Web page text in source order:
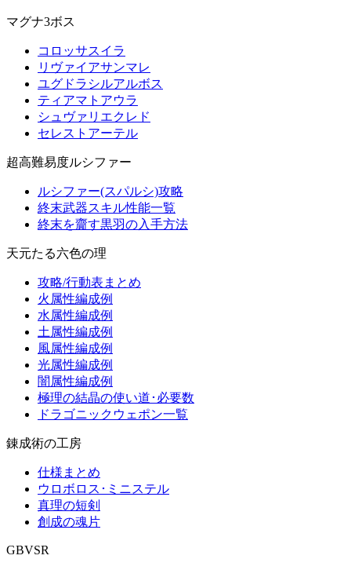
マグナ3ボス
コロッサスイラ
リヴァイアサンマレ
ユグドラシルアルボス
ティアマトアウラ
シュヴァリエクレド
セレストアーテル
超高難易度ルシファー
ルシファー(スパルシ)攻略
終末武器スキル性能一覧
終末を齎す黒羽の入手方法
天元たる六色の理
攻略/行動表まとめ
火属性編成例
水属性編成例
土属性編成例
風属性編成例
光属性編成例
闇属性編成例
極理の結晶の使い道･必要数
ドラゴニックウェポン一覧
錬成術の工房
仕様まとめ
ウロボロス･ミニステル
真理の短剣
創成の魂片
GBVSR